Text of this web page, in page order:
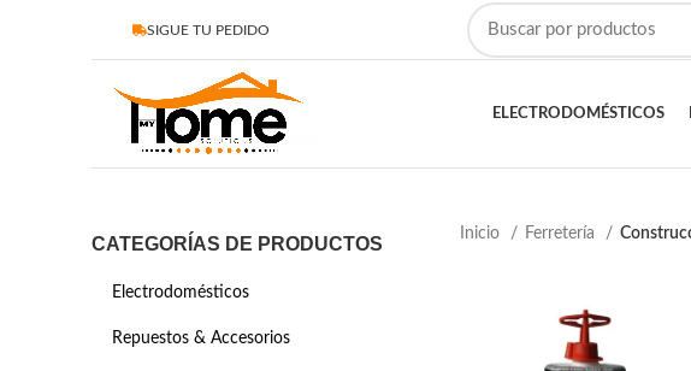
SIGUE TU PEDIDO
ELECTRODOMÉSTICOS
CATEGORÍAS DE PRODUCTOS
Electrodomésticos
Repuestos & Accesorios
Inicio Ferretería